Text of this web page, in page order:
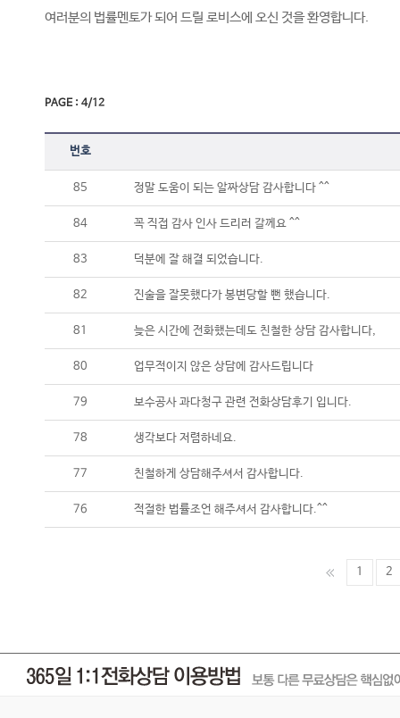
여러분의 법률멘토가 되어 드릴 로비스에 오신 것을 환영합니다.
PAGE : 4/12
번호
85 정말 도움이 되는 알짜상담 감사합니다 ^^
84 꼭 직접 감사 인사 드리러 갈께요 ^^
83 덕분에 잘 해결 되었습니다.
82 진술을 잘못했다가 봉변당할 뻔 했습니다.
81 늦은 시간에 전화했는데도 친철한 상담 감사합니다,
80 업무적이지 않은 상담에 감사드립니다
79 보수공사 과다청구 관련 전화상담후기 입니다.
78 생각보다 저렴하네요.
77 친철하게 상담해주셔서 감사합니다.
76 적절한 법률조언 해주셔서 감사합니다.^^
1 2